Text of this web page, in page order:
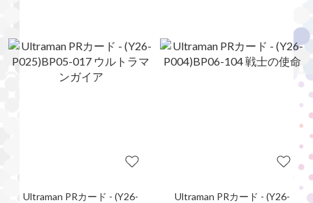
Ultraman PRカード - (Y26-
Ultraman PRカード - (Y26-